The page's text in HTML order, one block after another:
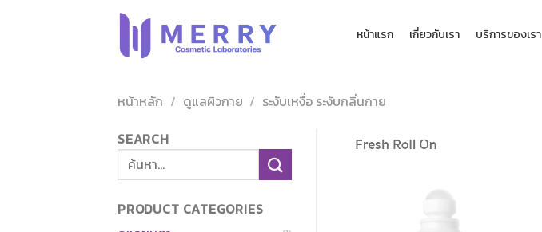
หน้าแรก เกี่ยวกับเรา บริการของเรา
หน้าหลัก / ดูแลผิวกาย / ระงับเหงื่อ ระงับกลิ่นกาย
SEARCH
ค้นหา:
PRODUCT CATEGORIES